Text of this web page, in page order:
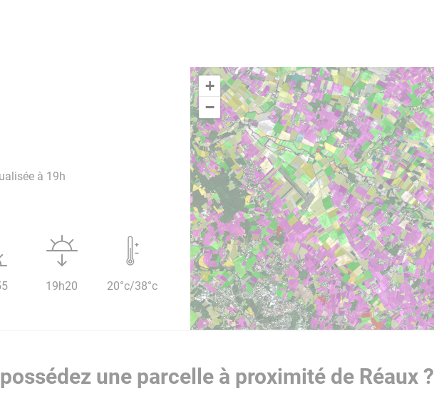
+
−
à 19h
19h20 20°c/38°c
une parcelle à proximité de Réaux ?